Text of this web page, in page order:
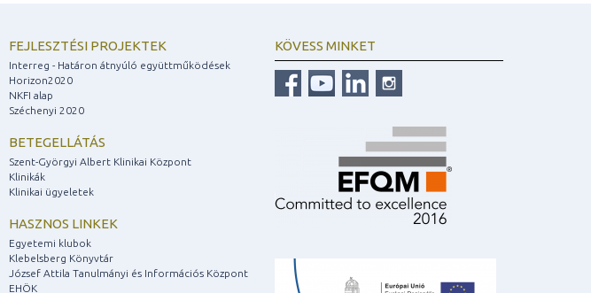
FEJLESZTÉSI PROJEKTEK
Interreg - Határon átnyúló együttműködések
Horizon2020
NKFI alap
Széchenyi 2020
BETEGELLÁTÁS
Szent-Györgyi Albert Klinikai Központ
Klinikák
Klinikai ügyeletek
HASZNOS LINKEK
Egyetemi klubok
Klebelsberg Könyvtár
József Attila Tanulmányi és Információs Központ
EHÖK
KÖVESS MINKET